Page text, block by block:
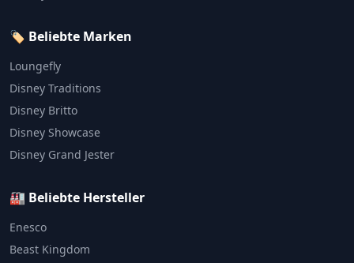
🏷️ Beliebte Marken
Loungefly
Disney Traditions
Disney Britto
Disney Showcase
Disney Grand Jester
🏭 Beliebte Hersteller
Enesco
Beast Kingdom